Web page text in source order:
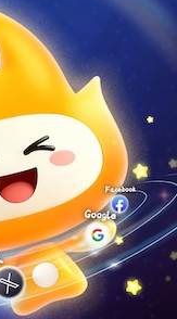
支持
加速
狂飙加速器
黑豹加速器
加速器app官方下载